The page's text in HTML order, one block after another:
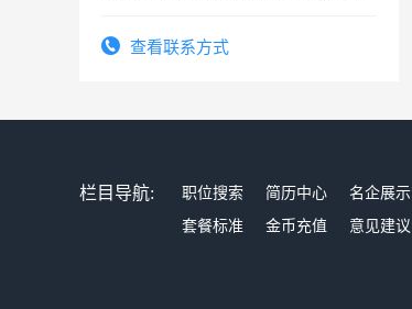
查看联系方式
栏目导航: 职位搜索 简历中心 名企展示
套餐标准
金币充值 意见建议